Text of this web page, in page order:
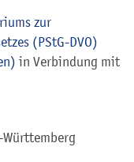
zur
(PStG-DVO)
in Verbindung mit